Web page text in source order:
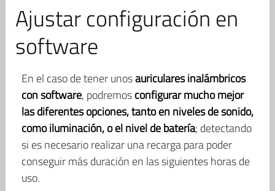
Ajustar configuración en
software
En el caso de tener unosauriculares inalámbricos
con software, podremosconfigurar mucho mejor
las diferentes opciones, tanto en niveles de sonido,
como iluminación, o el nivel de batería; detectando
si es necesario realizar una recarga para poder
conseguir más duración en las siguientes horas de
uso.